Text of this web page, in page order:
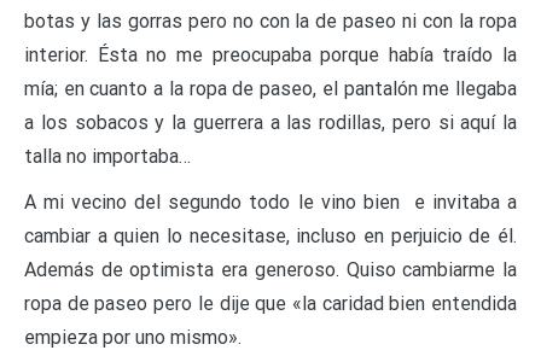
botas y las gorras pero no con la de paseo ni con la ropa
interior. Ésta no me preocupaba porque había traído la
mía; en cuanto a la ropa de paseo, el pantalón me llegaba
a los sobacos y la guerrera a las rodillas, pero si aquí la
talla no importaba…
A mi vecino del segundo todo le vino bien e invitaba a
cambiar a quien lo necesitase, incluso en perjuicio de él.
Además de optimista era generoso. Quiso cambiarme la
ropa de paseo pero le dije que «la caridad bien entendida
empieza por uno mismo».